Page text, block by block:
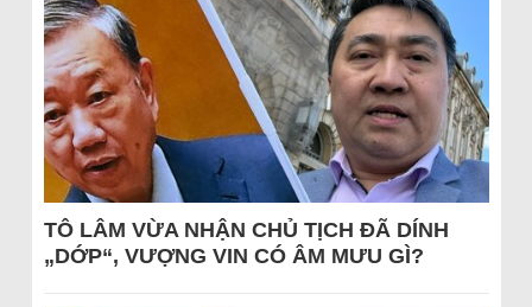
TÔ LÂM VỪA NHẬN CHỦ TỊCH ĐÃ DÍNH
„DỚP“, VƯỢNG VIN CÓ ÂM MƯU GÌ?